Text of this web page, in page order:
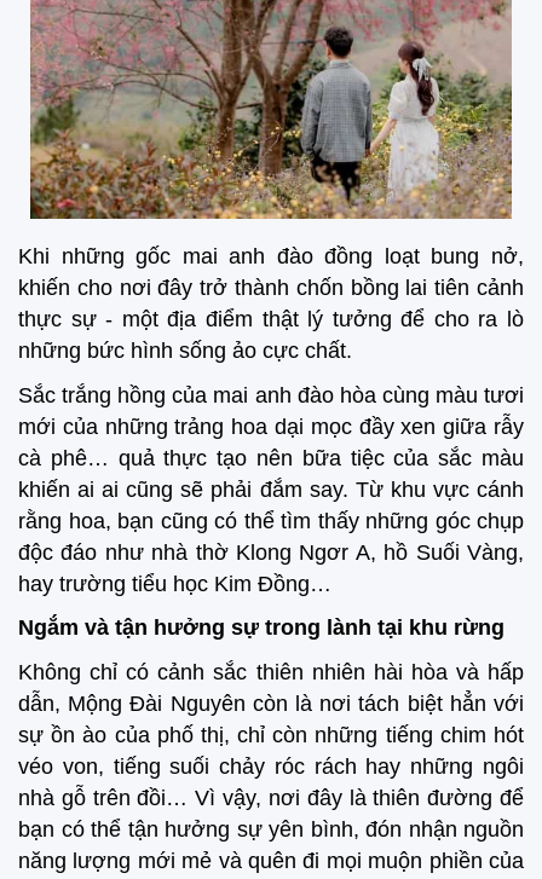
Khi những gốc mai anh đào đồng loạt bung nở,
khiến cho nơi đây trở thành chốn bồng lai tiên cảnh
thực sự - một địa điểm thật lý tưởng để cho ra lò
những bức hình sống ảo cực chất.
Sắc trắng hồng của mai anh đào hòa cùng màu tươi
mới của những trảng hoa dại mọc đầy xen giữa rẫy
cà phê… quả thực tạo nên bữa tiệc của sắc màu
khiến ai ai cũng sẽ phải đắm say. Từ khu vực cánh
rằng hoa, bạn cũng có thể tìm thấy những góc chụp
độc đáo như nhà thờ Klong Ngơr A, hồ Suối Vàng,
hay trường tiểu học Kim Đồng…
Ngắm và tận hưởng sự trong lành tại khu rừng
Không chỉ có cảnh sắc thiên nhiên hài hòa và hấp
dẫn, Mộng Đài Nguyên còn là nơi tách biệt hẳn với
sự ồn ào của phố thị, chỉ còn những tiếng chim hót
véo von, tiếng suối chảy róc rách hay những ngôi
nhà gỗ trên đồi… Vì vậy, nơi đây là thiên đường để
bạn có thể tận hưởng sự yên bình, đón nhận nguồn
năng lượng mới mẻ và quên đi mọi muộn phiền của